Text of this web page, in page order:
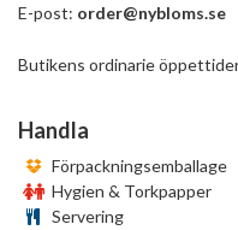
E-post: order@nybloms.se
Butikens ordinarie
Handla
Förpackningsemballage
Hygien & Torkpapper
Servering